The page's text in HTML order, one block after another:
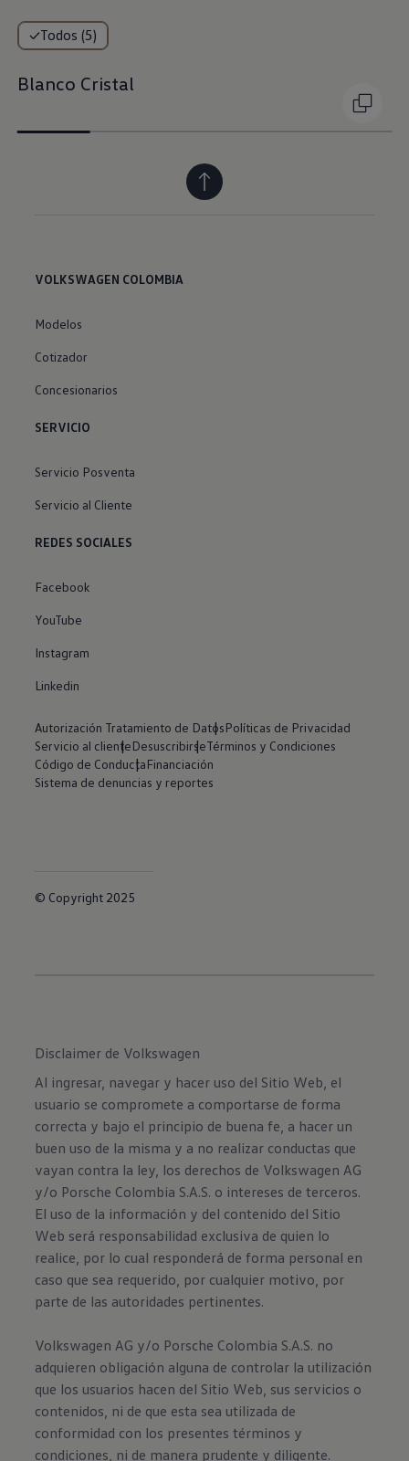
Todos (5)
Blanco Cristal
VOLKSWAGEN COLOMBIA
Modelos
Cotizador
Concesionarios
SERVICIO
Servicio Posventa
Servicio al Cliente
REDES SOCIALES
Facebook
YouTube
Instagram
Linkedin
Autorización Tratamiento de DatosPolíticas de Privacidad
Servicio al clienteDesuscribirseTérminos y Condiciones
Código de ConductaFinanciación
Sistema de denuncias y reportes
© Copyright 2025
Disclaimer de Volkswagen
Al ingresar, navegar y hacer uso del Sitio Web, el
usuario se compromete a comportarse de forma
correcta y bajo el principio de buena fe, a hacer un
buen uso de la misma y a no realizar conductas que
vayan contra la ley, los derechos de Volkswagen AG
y/o Porsche Colombia S.A.S. o intereses de terceros.
El uso de la información y del contenido del Sitio
Web será responsabilidad exclusiva de quien lo
realice, por lo cual responderá de forma personal en
caso que sea requerido, por cualquier motivo, por
parte de las autoridades pertinentes.
Volkswagen AG y/o Porsche Colombia S.A.S. no
adquieren obligación alguna de controlar la utilización
que los usuarios hacen del Sitio Web, sus servicios o
contenidos, ni de que esta sea utilizada de
conformidad con los presentes términos y
condiciones, ni de manera prudente y diligente.